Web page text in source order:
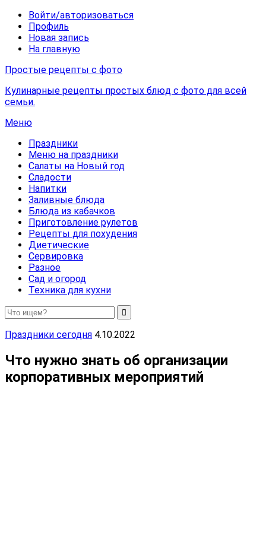
Войти/авторизоваться
Профиль
Новая запись
На главную
Простые рецепты с фото
Кулинарные рецепты простых блюд с фото для всей
семьи.
Меню
Праздники
Меню на праздники
Салаты на Новый год
Сладости
Напитки
Заливные блюда
Блюда из кабачков
Приготовление рулетов
Рецепты для похудения
Диетические
Сервировка
Разное
Сад и огород
Техника для кухни
Праздники сегодня 4.10.2022
Что нужно знать об организации
корпоративных мероприятий